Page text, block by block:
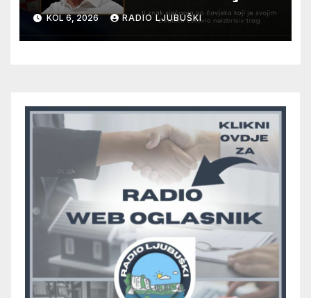
12. kolovoza u Otoku
KOL 6, 2026 RADIO LJUBUŠKI